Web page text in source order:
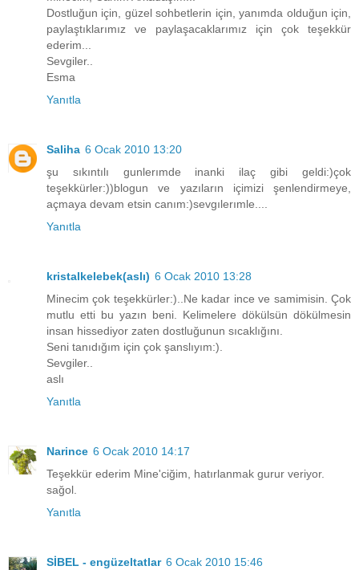
Dostluğun için, güzel sohbetlerin için, yanımda olduğun için,
paylaştıklarımız ve paylaşacaklarımız için çok teşekkür
ederim...
Sevgiler..
Esma
Yanıtla
Saliha 6 Ocak 2010 13:20
şu sıkıntılı gunlerımde inanki ilaç gibi geldi:)çok
teşekkürler:))blogun ve yazıların içimizi şenlendirmeye,
açmaya devam etsin canım:)sevgılerımle....
Yanıtla
kristalkelebek(aslı) 6 Ocak 2010 13:28
Minecim çok teşekkürler:)..Ne kadar ince ve samimisin. Çok
mutlu etti bu yazın beni. Kelimelere dökülsün dökülmesin
insan hissediyor zaten dostluğunun sıcaklığını.
Seni tanıdığım için çok şanslıyım:).
Sevgiler..
aslı
Yanıtla
Narince 6 Ocak 2010 14:17
Teşekkür ederim Mine'ciğim, hatırlanmak gurur veriyor.
sağol.
Yanıtla
SİBEL - engüzeltatlar 6 Ocak 2010 15:46